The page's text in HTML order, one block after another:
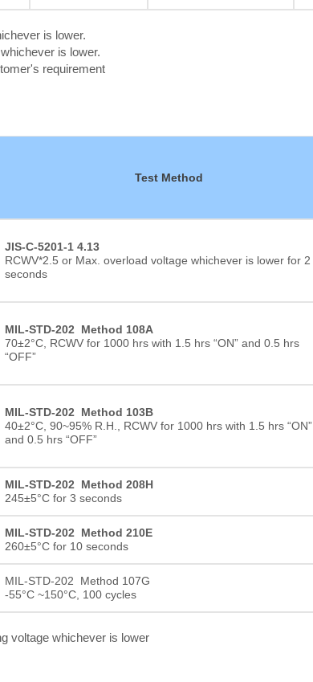
is lower.
is lower.
requirement
Test Method
JIS-C-5201-1 4.13
RCWV*2.5 or Max. overload voltage whichever is lower for 2
seconds
MIL-STD-202 Method 108A
70±2°C, RCWV for 1000 hrs with 1.5 hrs “ON” and 0.5 hrs
“OFF”
MIL-STD-202 Method 103B
40±2°C, 90~95% R.H., RCWV for 1000 hrs with 1.5 hrs “ON”
and 0.5 hrs “OFF”
MIL-STD-202 Method 208H
245±5°C for 3 seconds
MIL-STD-202 Method 210E
260±5°C for 10 seconds
MIL-STD-202 Method 107G
-55°C ~150°C, 100 cycles
voltage whichever is lower